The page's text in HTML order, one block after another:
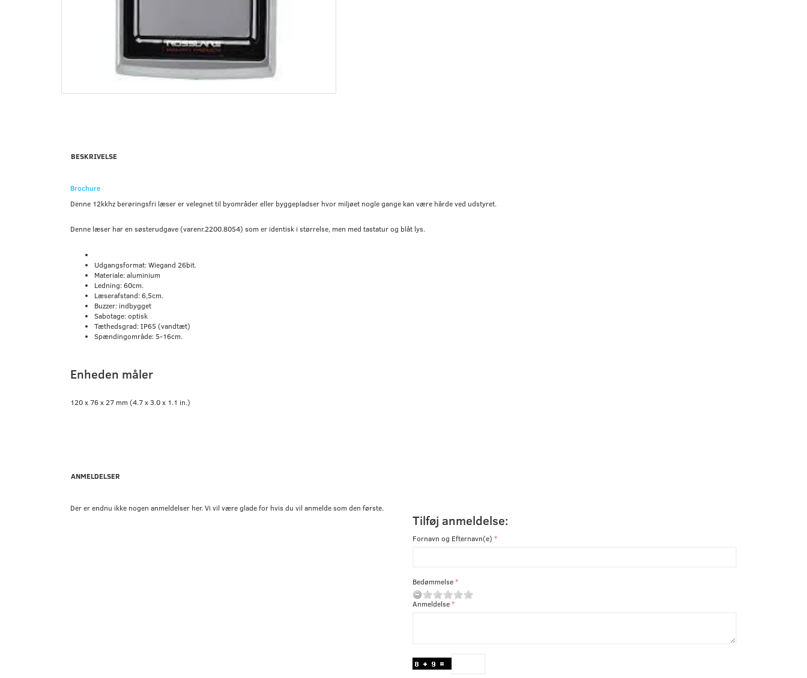
BESKRIVELSE
Brochure
Denne 12kkhz berøringsfri læser er velegnet til byområder eller byggepladser hvor miljøet nogle gange kan være hårde ved udstyret.
Denne læser har en søsterudgave (varenr.2200.8054) som er identisk i størrelse, men med tastatur og blåt lys.
Udgangsformat: Wiegand 26bit.
Materiale: aluminium
Ledning: 60cm.
Læserafstand: 6,5cm.
Buzzer: indbygget
Sabotage: optisk
Tæthedsgrad: IP65 (vandtæt)
Spændingområde: 5-16cm.
Enheden måler
120 x 76 x 27 mm (4.7 x 3.0 x 1.1 in.)
ANMELDELSER
Der er endnu ikke nogen anmeldelser her. Vi vil være glade for hvis du vil anmelde som den første.
Tilføj anmeldelse:
Fornavn og Efternavn(e)
Bedømmelse
Anmeldelse